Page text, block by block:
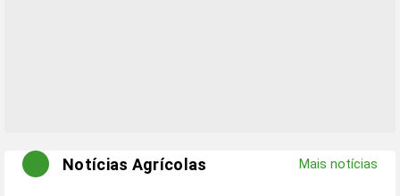
Notícias Agrícolas Mais notícias